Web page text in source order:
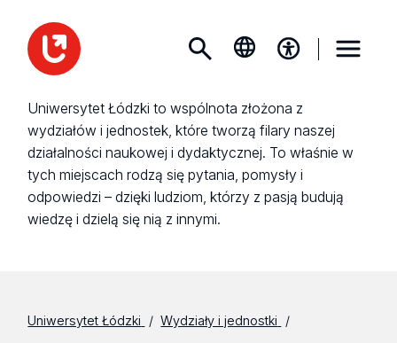
Uniwersytet Łódzki to wspólnota złożona z
wydziałów i jednostek, które tworzą filary naszej
działalności naukowej i dydaktycznej. To właśnie w
tych miejscach rodzą się pytania, pomysły i
odpowiedzi – dzięki ludziom, którzy z pasją budują
wiedzę i dzielą się nią z innymi.
Uniwersytet Łódzki Wydziały i jednostki